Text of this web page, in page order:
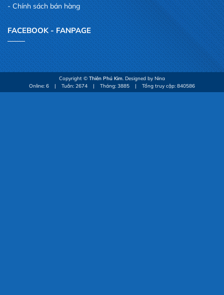
Chính sách bán hàng
FACEBOOK - FANPAGE
Copyright © Thiên Phú Kim. Designed by Nina
Online: 6
| Tuần: 2674 | Tháng: 3885 | Tổng truy cập: 840586